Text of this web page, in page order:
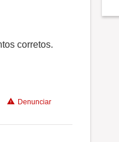
corretos.
Denunciar